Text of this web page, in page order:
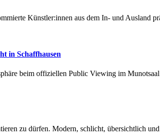
Künstler:innen aus dem In- und Ausland
in Schaffhausen
beim offiziellen Public Viewing im
zu dürfen. Modern, schlicht, übersichtlich